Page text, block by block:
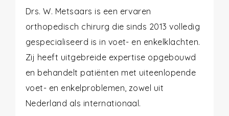
Drs. W. Metsaars is een ervaren
orthopedisch chirurg die sinds 2013 volledig
gespecialiseerd is in voet- en enkelklachten.
Zij heeft uitgebreide expertise opgebouwd
en behandelt patiënten met uiteenlopende
voet- en enkelproblemen, zowel uit
Nederland als internationaal.